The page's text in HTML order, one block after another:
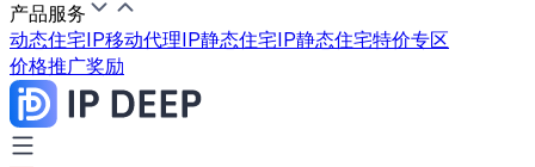
产品服务
动态住宅IP移动代理IP静态住宅IP静态住宅特价专区
价格推广奖励